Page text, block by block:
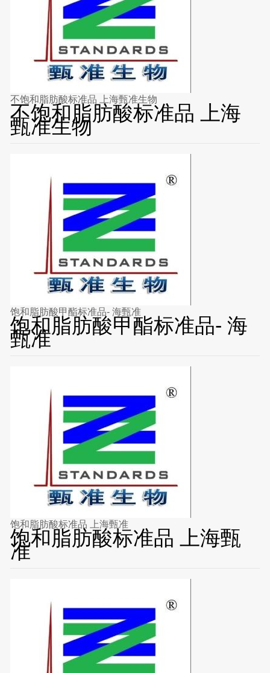
不饱和脂肪酸标准品 上海甄准生物
不饱和脂肪酸标准品 上海
甄准生物
饱和脂肪酸甲酯标准品- 海甄准
饱和脂肪酸甲酯标准品- 海
甄准
饱和脂肪酸标准品 上海甄准
饱和脂肪酸标准品 上海甄
准